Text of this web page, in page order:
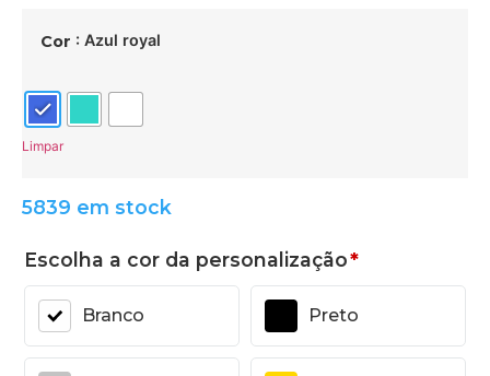
Cor : Azul royal
Limpar
5839 em stock
Escolha a cor da personalização*
Branco Preto